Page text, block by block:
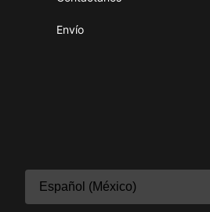
Envío